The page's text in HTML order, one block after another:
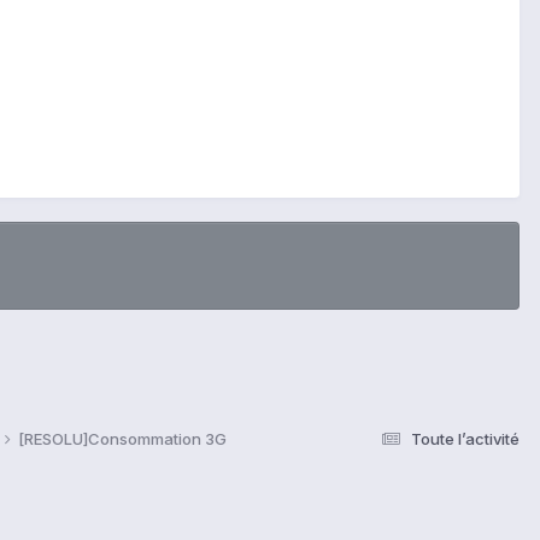
Toute l’activité
[RESOLU]Consommation 3G